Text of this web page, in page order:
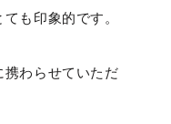
も印象的です。
携わらせていただ